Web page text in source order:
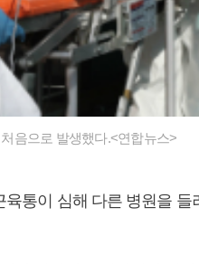
음으로 발생했다.<연합뉴스>
통이 심해 다른 병원을